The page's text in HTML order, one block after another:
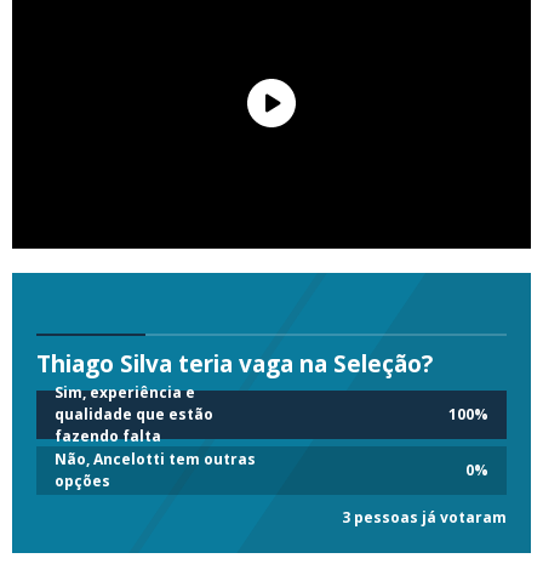
Thiago Silva teria vaga na Seleção?
Sim, experiência e
qualidade que estão
fazendo falta
100%
Não, Ancelotti tem outras
opções
0%
3 pessoas já votaram